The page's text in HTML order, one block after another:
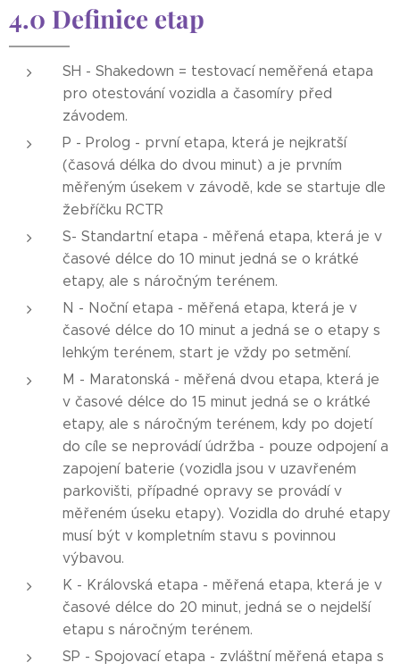
4.0 Definice etap
SH - Shakedown = testovací neměřená etapa
pro otestování vozidla a časomíry před
závodem.
P - Prolog - první etapa, která je nejkratší
(časová délka do dvou minut) a je prvním
měřeným úsekem v závodě, kde se startuje dle
žebříčku RCTR
S- Standartní etapa - měřená etapa, která je v
časové délce do 10 minut jedná se o krátké
etapy, ale s náročným terénem.
N - Noční etapa - měřená etapa, která je v
časové délce do 10 minut a jedná se o etapy s
lehkým terénem, start je vždy po setmění.
M - Maratonská - měřená dvou etapa, která je
v časové délce do 15 minut jedná se o krátké
etapy, ale s náročným terénem, kdy po dojetí
do cíle se neprovádí údržba - pouze odpojení a
zapojení baterie (vozidla jsou v uzavřeném
parkovišti, případné opravy se provádí v
měřeném úseku etapy). Vozidla do druhé etapy
musí být v kompletním stavu s povinnou
výbavou.
K - Královská etapa - měřená etapa, která je v
časové délce do 20 minut, jedná se o nejdelší
etapu s náročným terénem.
SP - Spojovací etapa - zvláštní měřená etapa s